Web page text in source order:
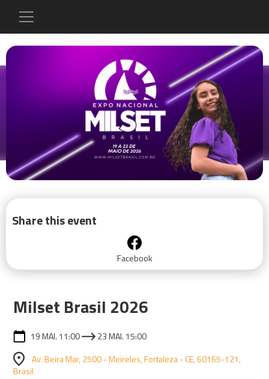
Share this event
Facebook
Milset Brasil 2026
19 MAI. 11:00
23 MAI. 15:00
Av. Beira Mar, 2500 - Meireles, Fortaleza - CE, 60165-121,
Brasil